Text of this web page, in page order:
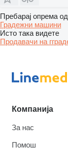
Пребарај опрема
Градежни машини
Исто така видете
Продавачи на
Компанија
За нас
Помош